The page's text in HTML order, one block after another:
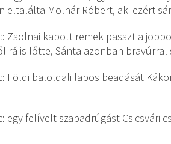
eltalálta Molnár Róbert, aki ezért
Zsolnai kapott remek passzt a
rá is lőtte, Sánta azonban
Földi baloldali lapos beadását
egy felívelt szabadrúgást Csicsvári